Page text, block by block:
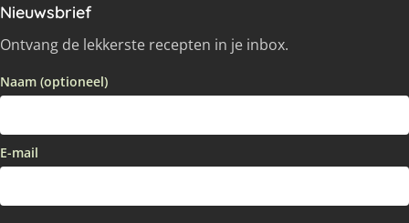
Nieuwsbrief
Ontvang de lekkerste recepten in je inbox.
Naam (optioneel)
E-mail